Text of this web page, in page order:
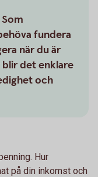
fundera
när du är
det enklare
och
Hur
på din inkomst och